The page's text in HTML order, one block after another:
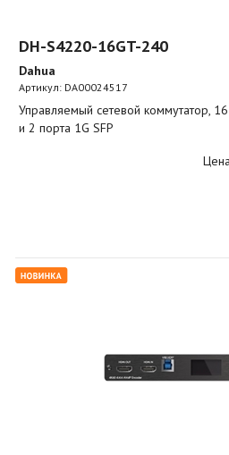
DH-S4220-16GT-240
Dahua
Артикул: DA00024517
Управляемый сетевой коммутатор,
и 2 порта 1G SFP